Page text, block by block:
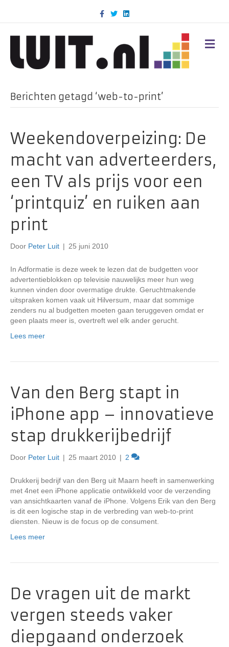
c
k
T
w
i
n
d
M
E
Berichten getagd ‘web-to-print’
Weekendoverpeizing: De
macht van adverteerders,
een TV als prijs voor een
‘printquiz’ en ruiken aan
print
Door Peter Luit | 25 juni 2010
In Adformatie is deze week te lezen dat de budgetten voor
advertentieblokken op televisie nauwelijks meer hun weg
kunnen vinden door overmatige drukte. Geruchtmakende
uitspraken komen vaak uit Hilversum, maar dat sommige
zenders nu al budgetten moeten gaan teruggeven omdat er
geen plaats meer is, overtreft wel elk ander gerucht.
Lees meer
Van den Berg stapt in
iPhone app – innovatieve
stap drukkerijbedrijf
Door Peter Luit | 25 maart 2010 | 2
Drukkerij bedrijf van den Berg uit Maarn heeft in samenwerking
met 4net een iPhone applicatie ontwikkeld voor de verzending
van ansichtkaarten vanaf de iPhone. Volgens Erik van den Berg
is dit een logische stap in de verbreding van web-to-print
diensten. Nieuw is de focus op de consument.
Lees meer
De vragen uit de markt
vergen steeds vaker
diepgaand onderzoek